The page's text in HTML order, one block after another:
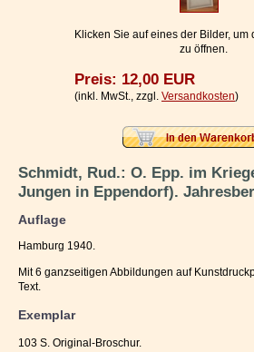
Ihr WarenkorbKlicken Sie auf eines der Bilder, um
zu öffnen.
Preis: 12,00 EUR
(inkl. MwSt., zzgl. Versandkosten)
Schmidt, Rud.: O. Epp. im
Jungen in Eppendorf).
Auflage
Hamburg 1940.
Mit 6 ganzseitigen Abbildungen auf
Text.
Exemplar
103 S. Original-Broschur.